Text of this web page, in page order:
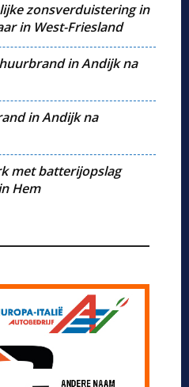
zonsverduistering in
in West-Friesland
in Andijk na
in Andijk na
met batterijopslag
Hem